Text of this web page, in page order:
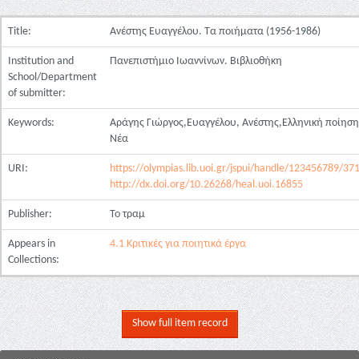
Title: Ανέστης Ευαγγέλου. Τα ποιήματα (1956-1986)
Institution and
School/Department
of submitter:
Πανεπιστήμιο Ιωαννίνων. Βιβλιοθήκη
Keywords:
Αράγης Γιώργος,Ευαγγέλου, Ανέστης,Ελληνική
Νέα
URI:
https://olympias.lib.uoi.gr/jspui/handle/123456789/
http://dx.doi.org/10.26268/heal.uoi.16855
Publisher: Το τραμ
Appears in
Collections:
4.1 Κριτικές για ποιητικά έργα
Show full item record